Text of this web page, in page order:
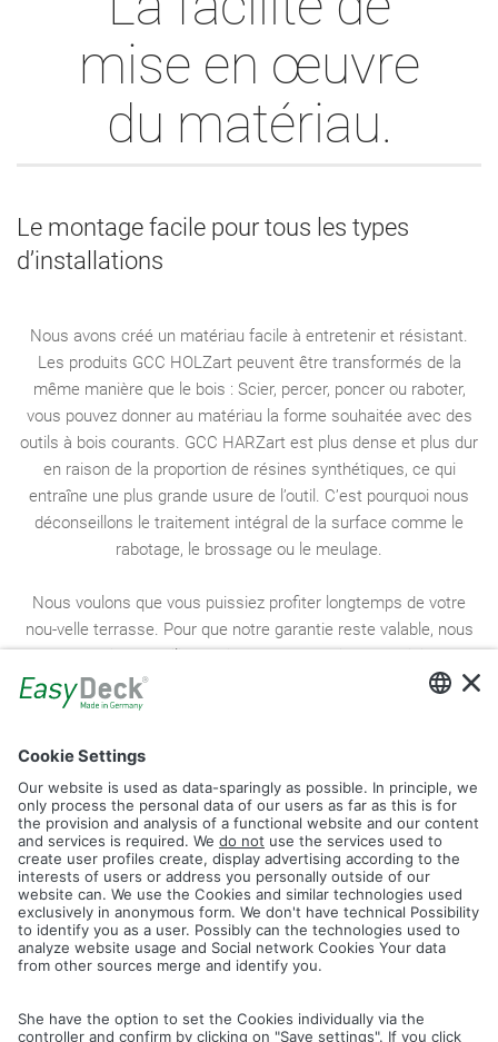
mise en œuvre
du matériau.
Le montage facile pour tous les types
d’installations
Nous avons créé un matériau facile à entretenir et résistant.
Les produits GCC HOLZart peuvent être transformés de la
même manière que le bois : Scier, percer, poncer ou raboter,
vous pouvez donner au matériau la forme souhaitée avec des
outils à bois courants. GCC HARZart est plus dense et plus dur
en raison de la proportion de résines synthétiques, ce qui
entraîne une plus grande usure de l’outil. C’est pourquoi nous
déconseillons le traitement intégral de la surface comme le
rabotage, le brossage ou le meulage.
Nous voulons que vous puissiez proﬁter longtemps de votre
nou-velle terrasse. Pour que notre garantie reste valable, nous
vous prions d’utiliser uniquement des pièces d’origine
EasyDeck
et de respecter nos conseils d’installation. En cas
de constructions spéciales qui diffèrent de ces conseils
consulter le fabricant et de lui faire approuver la construction
souhaitée de manière à conserver les droits à d’éventuelles
prestations sous garantie.
RESPECTER TOUT SIMPLEMENT LE SENS DE POSE
Pour réaliser une surface à l’aspect homogène, posez
indiqué par une flèche dans la rainure de la lame ou par une